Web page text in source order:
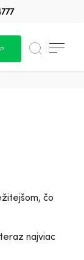
čo
najviac